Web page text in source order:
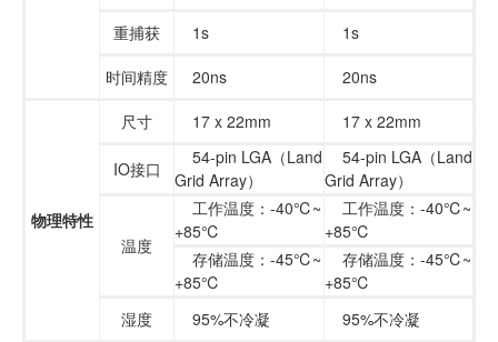
重捕获
1s
1s
时间精度
20ns 20ns
物理特性
尺寸 17 x 22mm 17 x 22mm
IO接口
54-pin LGA（Land
Grid Array）
54-pin LGA（Land
Grid Array）
温度
工作温度：-40℃~
+85℃
工作温度：-40℃~
+85℃
存储温度：-45℃~
+85℃
存储温度：-45℃~
+85℃
湿度
95%不冷凝 95%不冷凝